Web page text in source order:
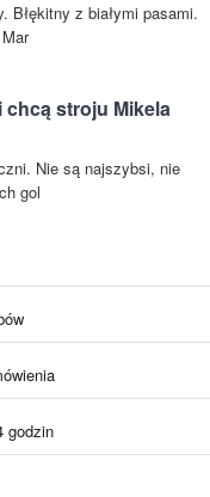
z białymi pasami.
stroju Mikela
Nie są najszybsi, nie
gol
godzin